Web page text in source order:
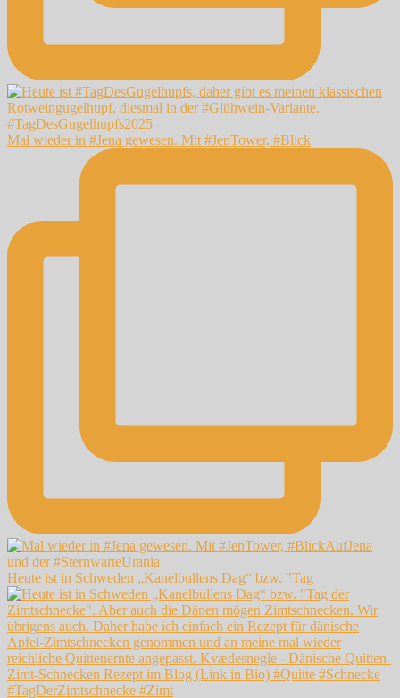
Mal wieder in #Jena gewesen. Mit #JenTower, #Blick
Heute ist in Schweden „Kanelbullens Dag“ bzw. "Tag